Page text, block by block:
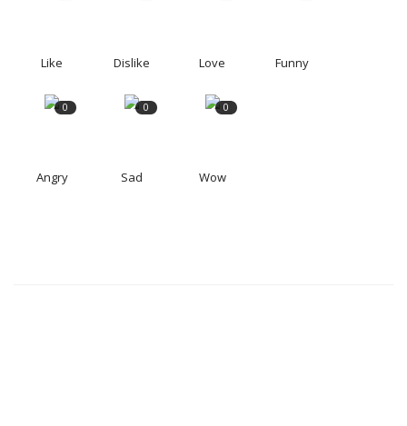
Like Dislike Love Funny
0
Angry
0
Sad
0
Wow